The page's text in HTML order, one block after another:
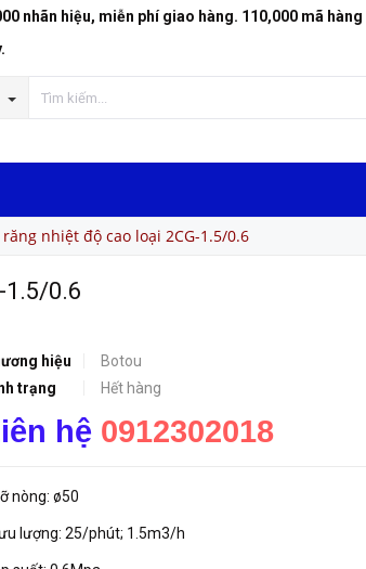
nhãn hiệu, miễn phí giao hàng. 110,000 mã
nhiệt độ cao loại 2CG-1.5/0.6
1.5/0.6
hiệu
Botou
trạng
Hết hàng
hệ 0912302018
nòng: ø50
lượng: 25/phút; 1.5m3/h